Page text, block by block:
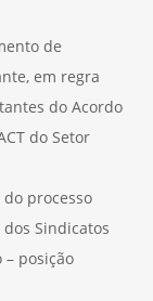
de
em regra
do Acordo
do Setor
processo
Sindicatos
posição